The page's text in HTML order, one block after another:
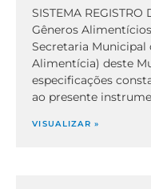
SISTEMA
Gêneros
Secretaria Municipal
Alimentícia) deste
especificações
ao presente
VISUALIZAR »